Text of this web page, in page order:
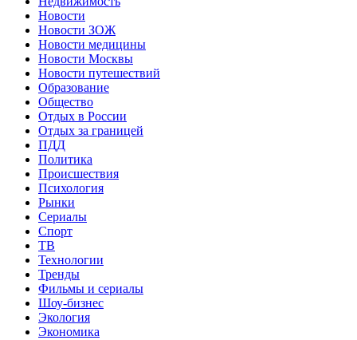
Новости
Новости ЗОЖ
Новости медицины
Новости Москвы
Новости путешествий
Образование
Общество
Отдых в России
Отдых за границей
ПДД
Политика
Происшествия
Психология
Рынки
Сериалы
Спорт
ТВ
Технологии
Тренды
Фильмы и сериалы
Шоу-бизнес
Экология
Экономика